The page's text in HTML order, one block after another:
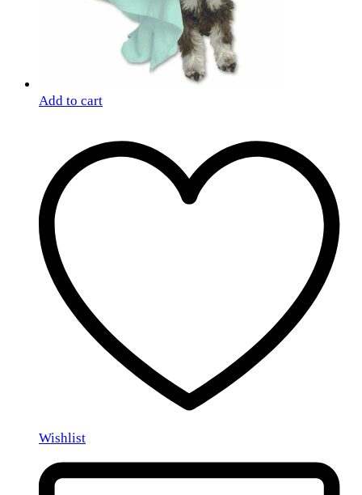
Add to cart
Wishlist